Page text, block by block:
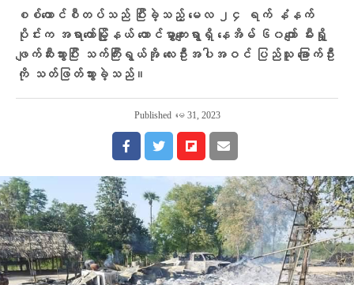
စစ်ကောင်စီတပ်သည် ပြီးခဲ့သည့် မေလ ၂၄ ရက် နံနက်
ပိုင်းက အရာတော်မြို့နယ် တောင်မွှာကျေးရွာရှိ နေအိမ် ၆၀ကျော် မီးရှို့
ဖျက်ဆီးသွားပြီး သက်ကြီးရွယ်အို လေးဦးအပါအဝင် ပြည်သူ ခြောက်ဦး
ကို သတ်ဖြတ်သွားခဲ့သည်။
Published မေ 31, 2023